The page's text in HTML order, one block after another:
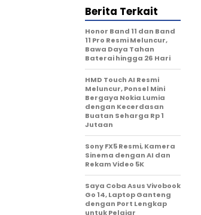
Berita Terkait
Honor Band 11 dan Band
11 Pro Resmi Meluncur,
Bawa Daya Tahan
Baterai hingga 26 Hari
HMD Touch AI Resmi
Meluncur, Ponsel Mini
Bergaya Nokia Lumia
dengan Kecerdasan
Buatan Seharga Rp 1
Jutaan
Sony FX5 Resmi, Kamera
Sinema dengan AI dan
Rekam Video 5K
Saya Coba Asus Vivobook
Go 14, Laptop Ganteng
dengan Port Lengkap
untuk Pelajar